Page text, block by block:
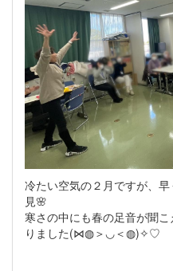
冷たい空気の２月ですが、
見🌸
寒さの中にも春の足音が聞
りました(⋈◍＞◡＜◍)✧♡